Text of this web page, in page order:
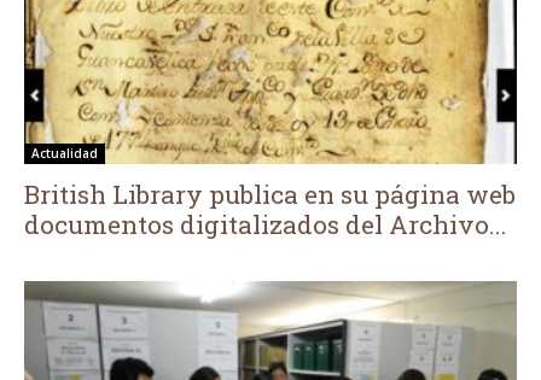
Actualidad
British Library publica en su página web
documentos digitalizados del Archivo...